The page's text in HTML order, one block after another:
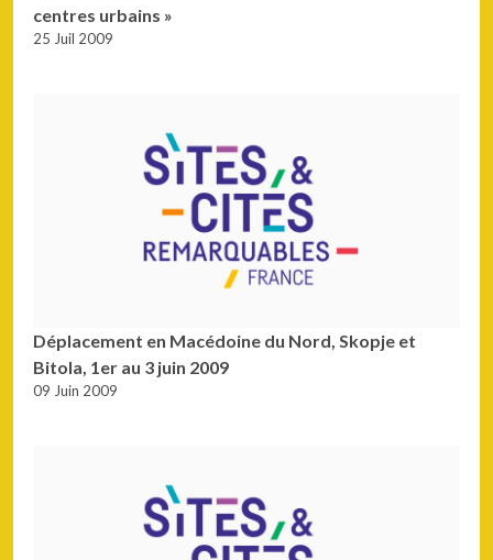
centres urbains »
25 Juil 2009
Déplacement en Macédoine du Nord, Skopje et
Bitola, 1er au 3 juin 2009
09 Juin 2009